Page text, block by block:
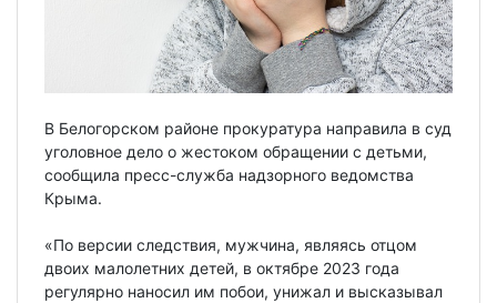
В Белогорском районе прокуратура направила в суд
уголовное дело о жестоком обращении с детьми,
сообщила пресс-служба надзорного ведомства
Крыма.
«По версии следствия, мужчина, являясь отцом
двоих малолетних детей, в октябре 2023 года
регулярно наносил им побои, унижал и высказывал